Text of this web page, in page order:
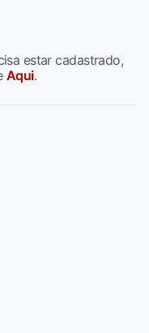
estar cadastrado,
Aqui.